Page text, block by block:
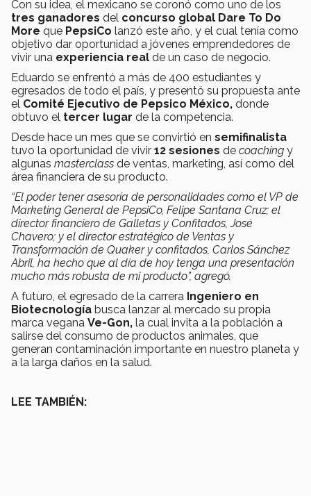
Con su idea, el mexicano se coronó como uno de los
tres ganadores del concurso global Dare To Do
More que PepsiCo lanzó este año, y el cual tenía como
objetivo dar oportunidad a jóvenes emprendedores de
vivir una experiencia real de un caso de negocio.
Eduardo se enfrentó a más de 400 estudiantes y
egresados de todo el país, y presentó su propuesta ante
el Comité Ejecutivo de Pepsico México, donde
obtuvo el tercer lugar de la competencia.
Desde hace un mes que se convirtió en semifinalista
tuvo la oportunidad de vivir 12 sesiones de coaching y
algunas masterclass de ventas, marketing, así como del
área financiera de su producto.
“El poder tener asesoría de personalidades como el VP de
Marketing General de PepsiCo, Felipe Santana Cruz; el
director financiero de Galletas y Confitados, José
Chavero; y el director estratégico de Ventas y
Transformación de Quaker y confitados, Carlos Sánchez
Abril, ha hecho que al día de hoy tenga una presentación
mucho más robusta de mi producto”, agregó.
A futuro, el egresado de la carrera Ingeniero en
Biotecnología busca lanzar al mercado su propia
marca vegana Ve-Gon, la cual invita a la población a
salirse del consumo de productos animales, que
generan contaminación importante en nuestro planeta y
a la larga daños en la salud.
LEE TAMBIÉN: